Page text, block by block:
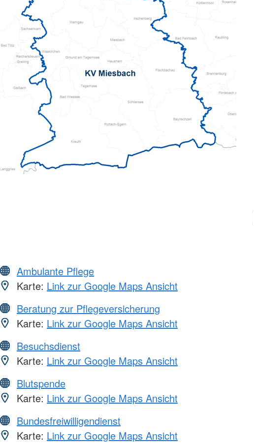
Ambulante Pflege
Karte: Link zur Google Maps Ansicht
Beratung zur Pflegeversicherung
Karte: Link zur Google Maps Ansicht
Besuchsdienst
Karte: Link zur Google Maps Ansicht
Blutspende
Karte: Link zur Google Maps Ansicht
Bundesfreiwilligendienst
Karte: Link zur Google Maps Ansicht